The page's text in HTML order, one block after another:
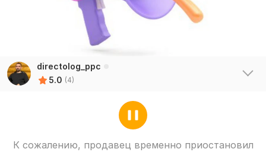
directolog_ppc
5.0 (4)
К сожалению, продавец временно приостановил